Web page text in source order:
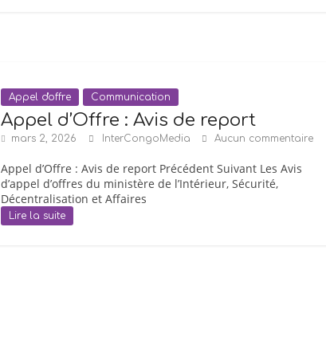
Appel d'offre Communication
Appel d’Offre : Avis de report
mars 2, 2026 InterCongoMedia Aucun commentaire
Appel d’Offre : Avis de report Précédent Suivant Les Avis
d’appel d’offres du ministère de l’Intérieur, Sécurité,
Décentralisation et Affaires
Lire la suite